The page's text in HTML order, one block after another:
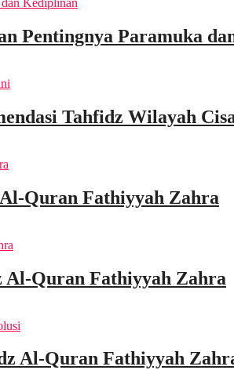
Pentingnya Paramuka
Tahfidz Wilayah
Quran Fathiyyah Zahra
Al-Quran Fathiyyah Zahra
Al-Quran Fathiyyah